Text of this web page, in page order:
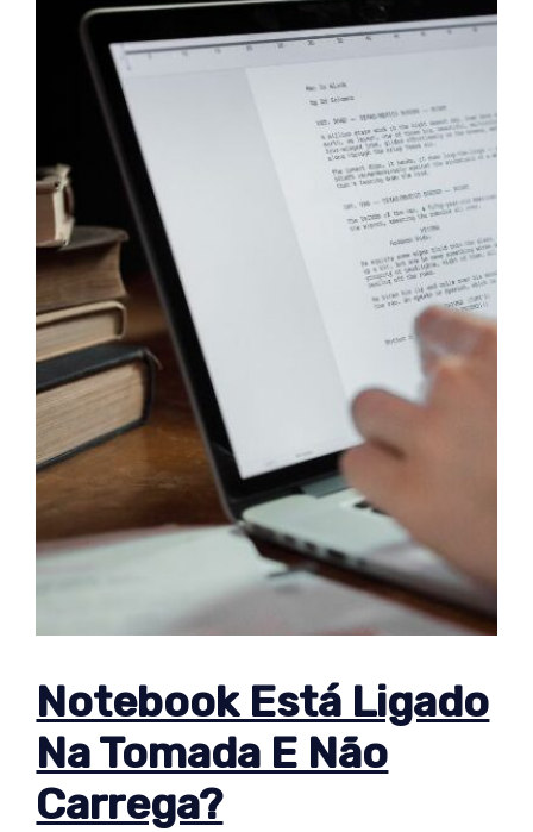
Notebook Está Ligado
Na Tomada E Não
Carrega?